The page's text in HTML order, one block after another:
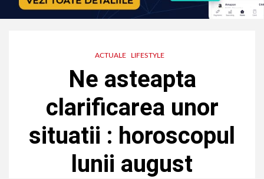
ACTUALE LIFESTYLE
Ne asteapta
clarificarea unor
situatii : horoscopul
lunii august